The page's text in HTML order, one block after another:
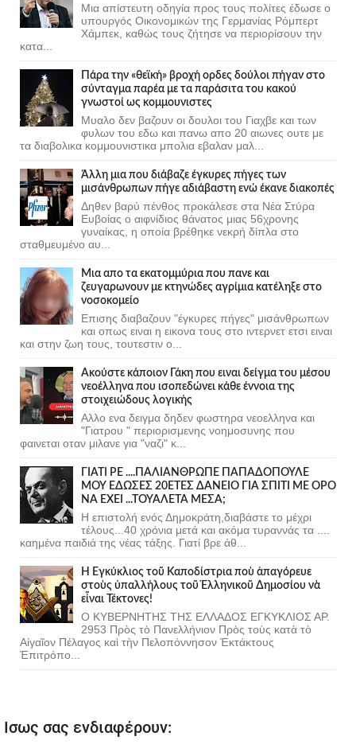
Μια απίστευτη οδηγία προς τους πολίτες έδωσε ο
υπουργός Οικονομικών της Γερμανίας Ρόμπερτ
Χάμπεκ, καθώς τους ζήτησε να περιορίσουν την
κατα...
Πάρα την «θεϊκή» βροχή ορδες δούλοι πήγαν στο
σύνταγμα παρέα με τα παράσιτα του κακού
γνωστοί ως κομμουνιστες
Μυαλο δεν βαζουν οι δουλοι του Γιαχβε και των
φυλων του εδω και πανω απο 20 αιωνες ουτε με
τα διαβολικα κομμουνιστικα μπολια εβαλαν μαλ...
Άλλη μια που διάβαζε έγκυρες πήγες των
μισάνθρωπων πήγε αδιάβαστη ενώ έκανε διακοπές
Δηθεν βαρύ πένθος προκάλεσε στα Νέα Στύρα
Ευβοίας ο αιφνίδιος θάνατος μιας 56χρονης
γυναίκας, η οποία βρέθηκε νεκρή δίπλα στο
σταθμευμένο αυ...
Μια απο τα εκατομμύρια που πανε και
ζευγαρωνουν με κτηνώδες αγρίμια κατέληξε στο
νοσοκομείο
Επισης διαβαζουν "έγκυρες πήγες" μισάνθρωπων
και οπως ειναι η εικονα τους στο ιντερνετ ετσι ειναι
και στην ζωη τους, τουτεστιν ο...
Ακούστε κάποιον Γάκη που ειναι δείγμα του μέσου
νεοέλληνα που ισοπεδώνει κάθε έννοια της
στοιχειώδους λογικής
Αλλο ενα δειγμα δηδεν φωστηρα νεοελληνα και
"Γιατρου " περιορισμενης νοημοσυνης που
φαινεται οταν μιλανε για "ναζι" κ...
ΓΙΑΤΙ ΡΕ ....ΠΑΛΙΑΝΘΡΩΠΕ ΠΑΠΑΔΟΠΟΥΛΕ
ΜΟΥ ΕΔΩΣΕΣ 20ΕΤΕΣ ΔΑΝΕΙΟ ΓΙΑ ΣΠΙΤΙ ΜΕ ΟΡΟ
ΝΑ ΕΧΕΙ ...ΤΟΥΑΛΕΤΑ ΜΕΣΑ;
Η επιστολή ενός Δημοκράτη,διαβάστε το μέχρι
τέλους...40 χρόνια μετά και ακόμα τυραννάς τα ....
καημένα παιδιά της νέας τάξης. Γιατί βρε άθ...
Ἡ Ἐγκύκλιος τοῦ Καποδίστρια ποὺ ἀπαγόρευε
στοὺς ὑπαλλήλους τοῦ Ἑλληνικοῦ Δημοσίου νὰ
εἶναι Τέκτονες!
Ο ΚΥΒΕΡΝΗΤΗΣ ΤΗΣ ΕΛΛΑΔΟΣ ΕΓΚΥΚΛΙΟΣ ΑΡ.
2953 Πρὸς τὸ Πανελλήνιον Πρὸς τοὺς κατὰ τὸ
Αἰγαῖον Πέλαγος καὶ τὴν Πελοπόννησον Ἐκτάκτους
Ἐπιτρόπο...